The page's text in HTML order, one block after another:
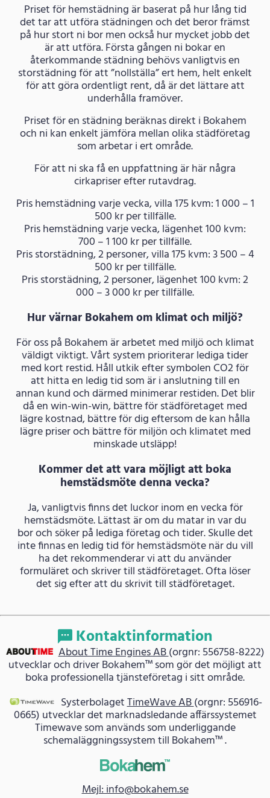
Priset för hemstädning är baserat på hur lång tid
det tar att utföra städningen och det beror främst
på hur stort ni bor men också hur mycket jobb det
är att utföra. Första gången ni bokar en
återkommande städning behövs vanligtvis en
storstädning för att ”nollställa” ert hem, helt enkelt
för att göra ordentligt rent, då är det lättare att
underhålla framöver.
Priset för en städning beräknas direkt i Bokahem
och ni kan enkelt jämföra mellan olika städföretag
som arbetar i ert område.
För att ni ska få en uppfattning är här några
cirkapriser efter rutavdrag.
Pris hemstädning varje vecka, villa 175 kvm: 1 000 – 1
500 kr per tillfälle.
Pris hemstädning varje vecka, lägenhet 100 kvm:
700 – 1 100 kr per tillfälle.
Pris storstädning, 2 personer, villa 175 kvm: 3 500 – 4
500 kr per tillfälle.
Pris storstädning, 2 personer, lägenhet 100 kvm: 2
000 – 3 000 kr per tillfälle.
Hur värnar Bokahem om klimat och miljö?
För oss på Bokahem är arbetet med miljö och klimat
väldigt viktigt. Vårt system prioriterar lediga tider
med kort restid. Håll utkik efter symbolen CO2 för
att hitta en ledig tid som är i anslutning till en
annan kund och därmed minimerar restiden. Det blir
då en win-win-win, bättre för städföretaget med
lägre kostnad, bättre för dig eftersom de kan hålla
lägre priser och bättre för miljön och klimatet med
minskade utsläpp!
Kommer det att vara möjligt att boka
hemstädsmöte denna vecka?
Ja, vanligtvis finns det luckor inom en vecka för
hemstädsmöte. Lättast är om du matar in var du
bor och söker på lediga företag och tider. Skulle det
inte finnas en ledig tid för hemstädsmöte när du vill
ha det rekommenderar vi att du använder
formuläret och skriver till städföretaget. Ofta löser
det sig efter att du skrivit till städföretaget.
Kontaktinformation
About Time Engines AB(orgnr: 556758-8222)
utvecklar och driver Bokahem™ som gör det möjligt att
boka professionella tjänsteföretag i sitt område.
SysterbolagetTimeWave AB(orgnr: 556916-
0665) utvecklar det marknadsledande affärssystemet
Timewave som används som underliggande
schemaläggningssystem till Bokahem™ .
Mejl: info@bokahem.se